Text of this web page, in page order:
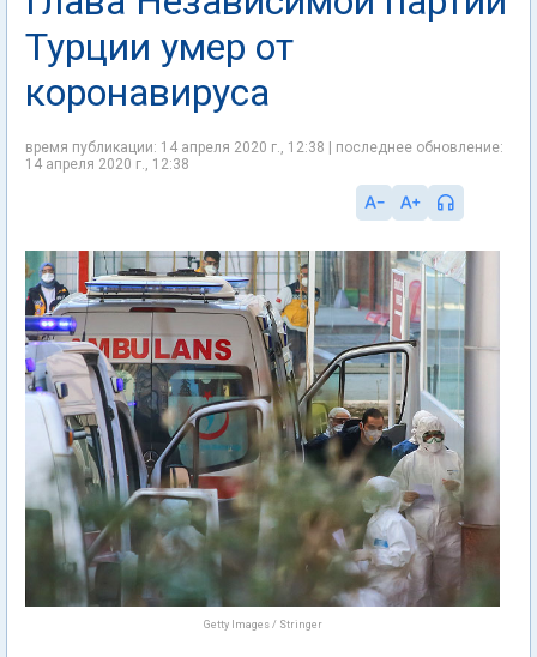
Турции умер от
коронавируса
время публикации: 14 апреля 2020 г., 12:38 | последнее обновление:
14 апреля 2020 г., 12:38
Getty Images / Stringer